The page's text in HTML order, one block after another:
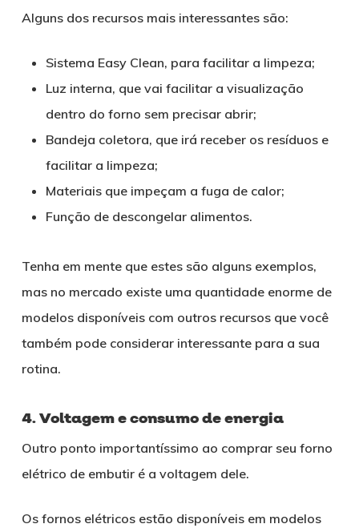
Alguns dos recursos mais interessantes são:
Sistema Easy Clean, para facilitar a limpeza;
Luz interna, que vai facilitar a visualização
dentro do forno sem precisar abrir;
Bandeja coletora, que irá receber os resíduos e
facilitar a limpeza;
Materiais que impeçam a fuga de calor;
Função de descongelar alimentos.
Tenha em mente que estes são alguns exemplos,
mas no mercado existe uma quantidade enorme de
modelos disponíveis com outros recursos que você
também pode considerar interessante para a sua
rotina.
4. Voltagem e consumo de energia
Outro ponto importantíssimo ao comprar seu forno
elétrico de embutir é a voltagem dele.
Os fornos elétricos estão disponíveis em modelos